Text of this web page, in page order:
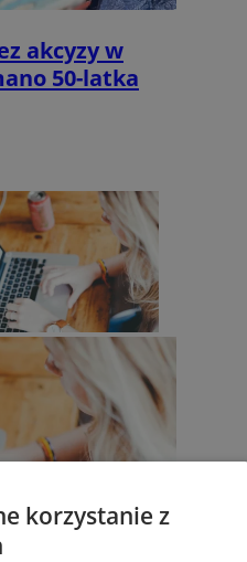
akcyzy w
50-latka
korzystanie z